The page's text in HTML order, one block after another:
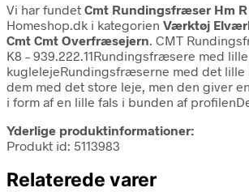
Vi har fundet Cmt Rundingsfræser Hm R
Homeshop.dk i kategorien Værktøj
Cmt Cmt Overfræsejern. CMT
K8 – 939.222.11Rundingsfræsere med lille
kuglelejeRundingsfræserne med det lille
dem med det store leje, men den giver
i form af en lille fals i bunden af
Yderlige produktinformationer:
Produkt id: 5113983
Relaterede varer